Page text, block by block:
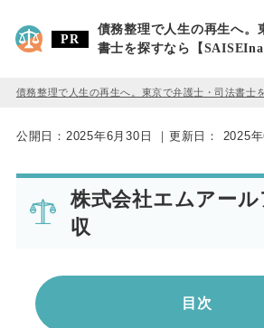
債務整理で人生の再生へ。
書士を探すなら【
債務整理で人生の再生へ。東京で弁護士・司法書士
公開日： 2025年6月30日 ｜更新日： 2025
株式会社エムアール
収
目次